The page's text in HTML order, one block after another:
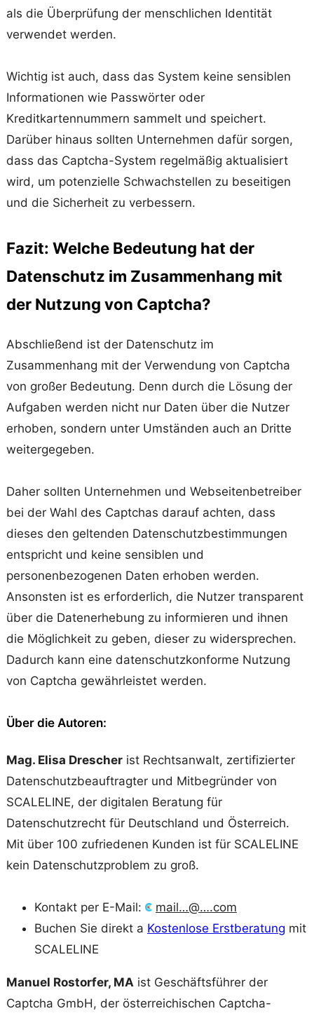
als die Überprüfung der menschlichen Identität
verwendet werden.
Wichtig ist auch, dass das System keine sensiblen
Informationen wie Passwörter oder
Kreditkartennummern sammelt und speichert.
Darüber hinaus sollten Unternehmen dafür sorgen,
dass das Captcha-System regelmäßig aktualisiert
wird, um potenzielle Schwachstellen zu beseitigen
und die Sicherheit zu verbessern.
Fazit: Welche Bedeutung hat der
Datenschutz im Zusammenhang mit
der Nutzung von Captcha?
Abschließend ist der Datenschutz im
Zusammenhang mit der Verwendung von Captcha
von großer Bedeutung. Denn durch die Lösung der
Aufgaben werden nicht nur Daten über die Nutzer
erhoben, sondern unter Umständen auch an Dritte
weitergegeben.
Daher sollten Unternehmen und Webseitenbetreiber
bei der Wahl des Captchas darauf achten, dass
dieses den geltenden Datenschutzbestimmungen
entspricht und keine sensiblen und
personenbezogenen Daten erhoben werden.
Ansonsten ist es erforderlich, die Nutzer transparent
über die Datenerhebung zu informieren und ihnen
die Möglichkeit zu geben, dieser zu widersprechen.
Dadurch kann eine datenschutzkonforme Nutzung
von Captcha gewährleistet werden.
Über die Autoren:
Mag. Elisa Drescherist Rechtsanwalt, zertifizierter
Datenschutzbeauftragter und Mitbegründer von
SCALELINE, der digitalen Beratung für
Datenschutzrecht für Deutschland und Österreich.
Mit über 100 zufriedenen Kunden ist für SCALELINE
kein Datenschutzproblem zu groß.
Kontakt per E-Mail:
mail…@….com
Buchen Sie direkt a Kostenlose Erstberatung mit
SCALELINE
Manuel Rostorfer, MA ist Geschäftsführer der
Captcha GmbH, der österreichischen Captcha-